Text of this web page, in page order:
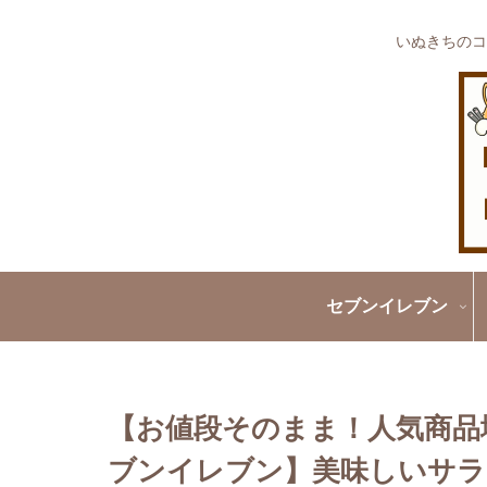
いぬきちの
セブンイレブン
【お値段そのまま！人気商
ブンイレブン】美味しいサ